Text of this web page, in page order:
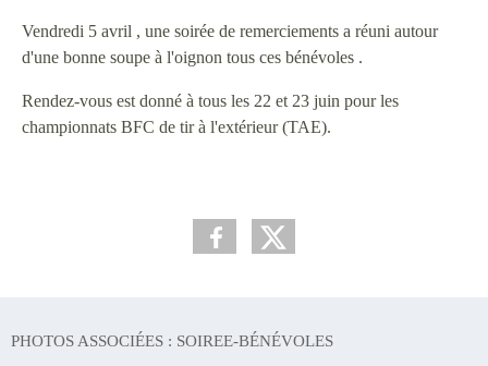
Vendredi 5 avril , une soirée de remerciements a réuni autour
d'une bonne soupe à l'oignon tous ces bénévoles .
Rendez-vous est donné à tous les 22 et 23 juin pour les
championnats BFC de tir à l'extérieur (TAE).
PHOTOS ASSOCIÉES : SOIREE-BÉNÉVOLES